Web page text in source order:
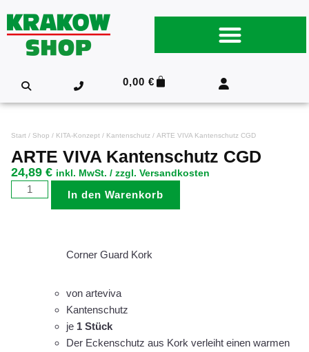
0,00€
Start / Shop / KITA-Konzept / Kantenschutz / ARTE VIVA Kantenschutz CGD
ARTE VIVA Kantenschutz CGD
24,89 € inkl. MwSt. / zzgl. Versandkosten
In den Warenkorb
Corner Guard Kork
von arteviva
Kantenschutz
je 1 Stück
Der Eckenschutz aus Kork verleiht einen warmen